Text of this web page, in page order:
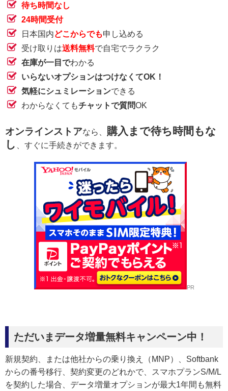
待ち時間なし
24時間受付
日本国内どこからでも申し込める
受け取りは送料無料で自宅でラクラク
在庫が一目でわかる
いらないオプションはつけなくてOK！
気軽にシュミレーションできる
わからなくてもチャットで質問OK
オンラインストアなら、 購入まで待ち時間もな
し
、すぐに手続きができます。
PR
ただいまデータ増量無料キャンペーン中！
新規契約、または他社からの乗り換え（MNP）、Softbank
からの番号移行、契約変更のどれかで、スマホプランS/M/L
を契約した場合、データ増量オプションが最大1年間も無料